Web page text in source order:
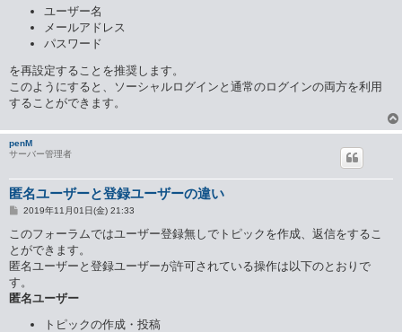
ユーザー名
メールアドレス
パスワード
を再設定することを推奨します。
このようにすると、ソーシャルログインと通常のログインの両方を利用
することができます。
penM
サーバー管理者
匿名ユーザーと登録ユーザーの違い
投
記
事
2019年11月01日(金) 21:33
このフォーラムではユーザー登録無しでトピックを作成、返信をするこ
とができます。
匿名ユーザーと登録ユーザーが許可されている操作は以下のとおりで
す。
匿名ユーザー
トピックの作成・投稿